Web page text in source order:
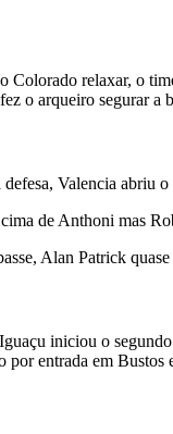
Colorado relaxar, o
o arqueiro segurar a
Valencia abriu
de Anthoni mas
Alan Patrick
iniciou o
por entrada em Bustos